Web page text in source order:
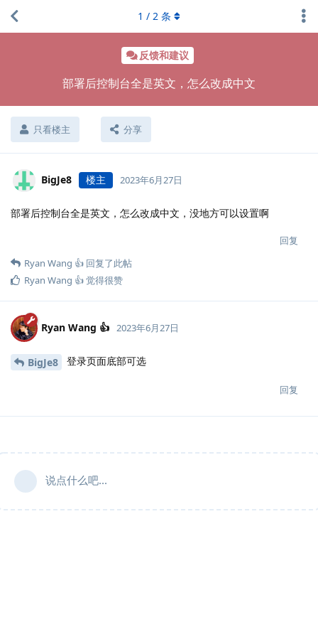
反馈和建议
部署后控制台全是英文，怎么改成中文
只看楼主 分享
1 / 2 条
BigJe8 楼主 2023年6月27日
部署后控制台全是英文，怎么改成中文，没地方可以设置啊
回复
Ryan Wang 👍 回复了此帖
Ryan Wang 👍觉得很赞
Ryan Wang 👍 2023年6月27日
BigJe8 登录页面底部可选
回复
说点什么吧...